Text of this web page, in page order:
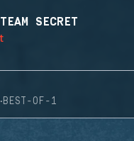
TEAM SECRET
·BEST-OF-1